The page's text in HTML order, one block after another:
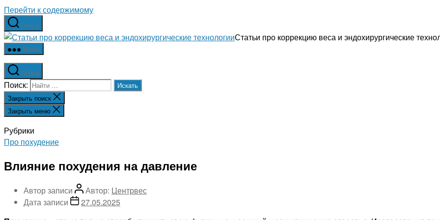
Перейти к содержимому
Поиск
Статьи про коррекцию веса и эндохирургические
Меню
Поиск
Поиск:
Закрыть поиск
Закрыть меню
Рубрики
Про похудение
Влияние похудения на давление
Автор записи Автор: Центрвес
Дата записи
27.05.2025